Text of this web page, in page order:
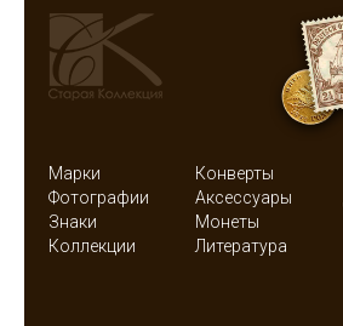
Марки Конверты
Фотографии
Аксессуары
Знаки
Монеты
Коллекции
Литература